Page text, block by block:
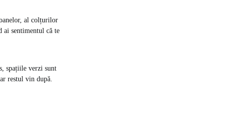
al colțurilor
ai sentimentul că te
spațiile verzi sunt
restul vin după.